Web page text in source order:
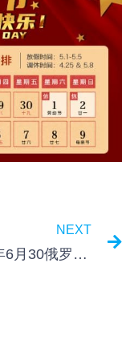
NEXT
2021年6月30俄罗斯代理商在顿河畔罗斯托夫举办了合作伙伴交流会议